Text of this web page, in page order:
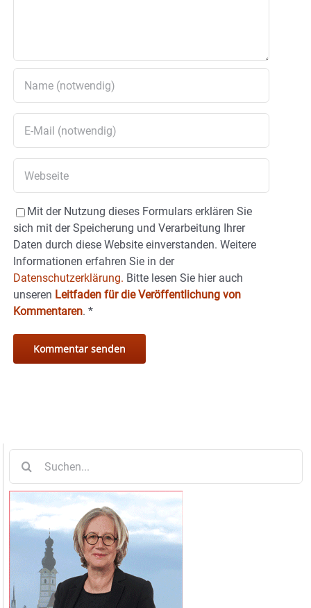
Mit der Nutzung dieses Formulars erklären Sie
sich mit der Speicherung und Verarbeitung Ihrer
Daten durch diese Website einverstanden. Weitere
Informationen erfahren Sie in der
Datenschutzerklärung. Bitte lesen Sie hier auch
unseren Leitfaden für die Veröffentlichung von
Kommentaren. *
nach: